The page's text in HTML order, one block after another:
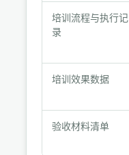
与
方
式
培训流程与执行记
录
培训效果数据
验收材料清单